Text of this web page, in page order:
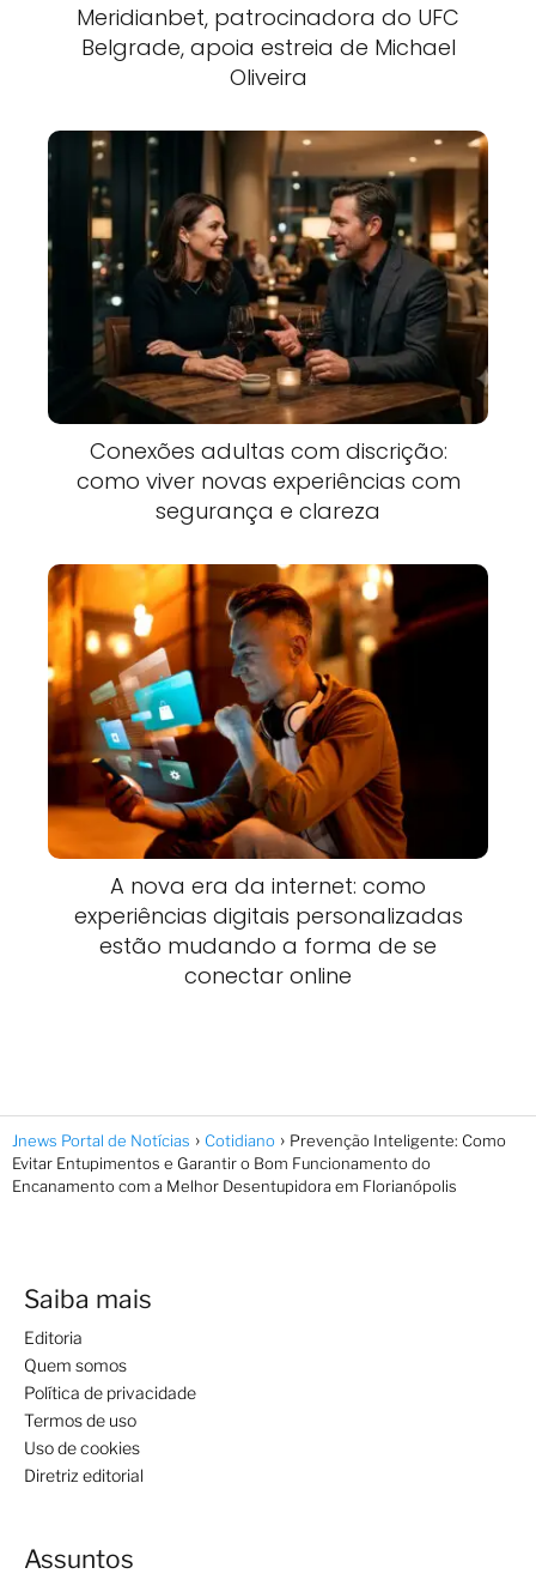
Meridianbet, patrocinadora do UFC
Belgrade, apoia estreia de Michael
Oliveira
Conexões adultas com discrição:
como viver novas experiências com
segurança e clareza
A nova era da internet: como
experiências digitais personalizadas
estão mudando a forma de se
conectar online
Jnews Portal de Notícias Cotidiano
Prevenção Inteligente: Como
Evitar Entupimentos e Garantir o Bom Funcionamento do
Encanamento com a Melhor Desentupidora em Florianópolis
Saiba mais
Editoria
Quem somos
Política de privacidade
Termos de uso
Uso de cookies
Diretriz editorial
Assuntos